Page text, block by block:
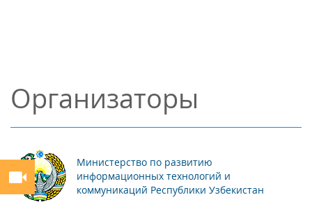
Организаторы
Министерство по развитию
информационных технологий и
коммуникаций Республики Узбекистан